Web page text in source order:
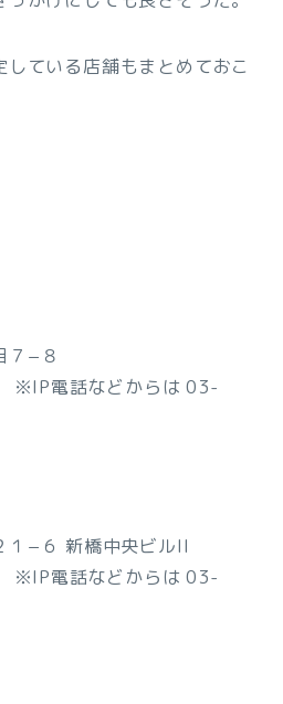
ている店舗もまとめておこ
７−８
電話などからは 03-
１−６ 新橋中央ビルII
電話などからは 03-